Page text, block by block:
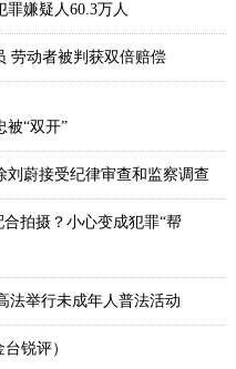
嫌疑人60.3万人
劳动者被判获双倍赔偿
被“双开”
刘蔚接受纪律审查和监察调查
拍摄？小心变成犯罪“帮
法举行未成年人普法活动
锐评）